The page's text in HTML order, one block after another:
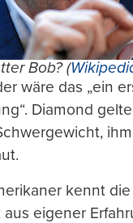
Bob? (
wäre das „ein
Diamond
kennt die
eigener